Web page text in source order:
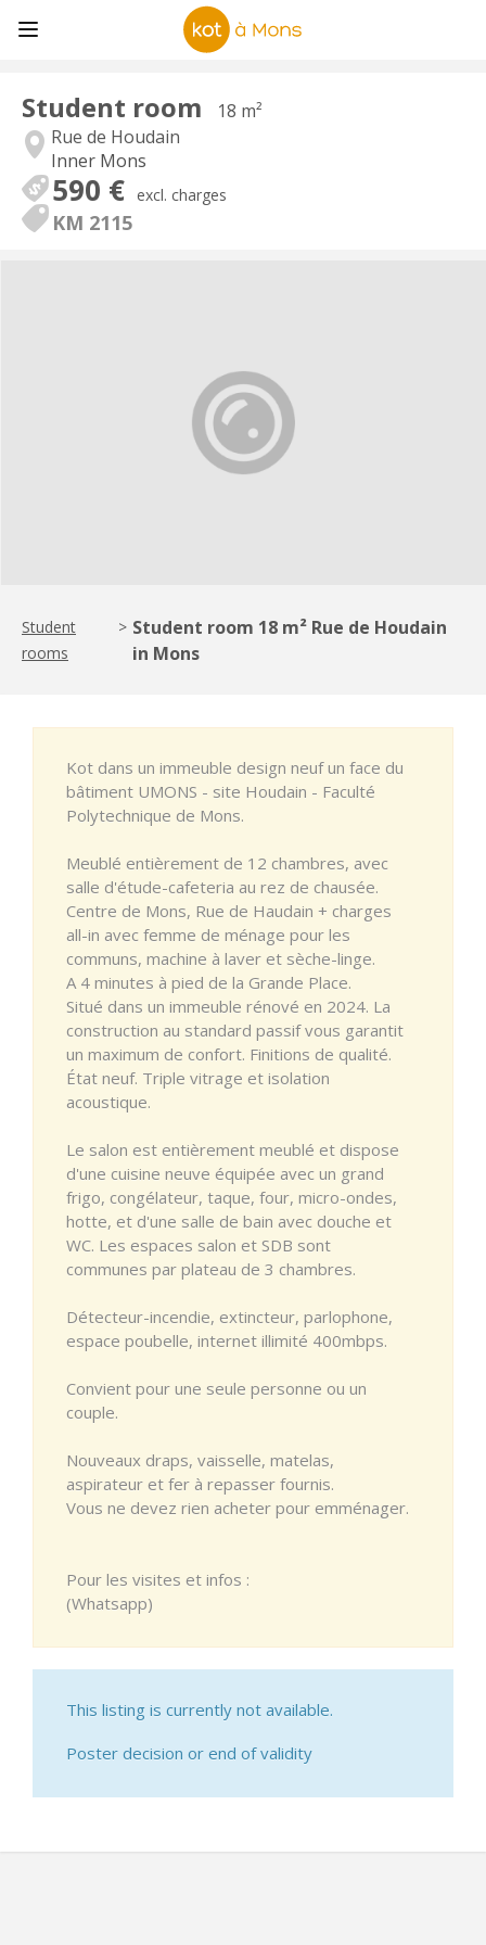
Student room
18 m²
Rue de Houdain
Inner Mons
590 € excl. charges
KM 2115
Student
rooms
> Student room 18 m² Rue de Houdain
in Mons
Kot dans un immeuble design neuf un face du
bâtiment UMONS - site Houdain - Faculté
Polytechnique de Mons.
Meublé entièrement de 12 chambres, avec
salle d'étude-cafeteria au rez de chausée.
Centre de Mons, Rue de Haudain + charges
all-in avec femme de ménage pour les
communs, machine à laver et sèche-linge.
A 4 minutes à pied de la Grande Place.
Situé dans un immeuble rénové en 2024. La
construction au standard passif vous garantit
un maximum de confort. Finitions de qualité.
État neuf. Triple vitrage et isolation
acoustique.
Le salon est entièrement meublé et dispose
d'une cuisine neuve équipée avec un grand
frigo, congélateur, taque, four, micro-ondes,
hotte, et d'une salle de bain avec douche et
WC. Les espaces salon et SDB sont
communes par plateau de 3 chambres.
Détecteur-incendie, extincteur, parlophone,
espace poubelle, internet illimité 400mbps.
Convient pour une seule personne ou un
couple.
Nouveaux draps, vaisselle, matelas,
aspirateur et fer à repasser fournis.
Vous ne devez rien acheter pour emménager.
Pour les visites et infos :
(Whatsapp)
This listing is currently not available.
Poster decision or end of validity